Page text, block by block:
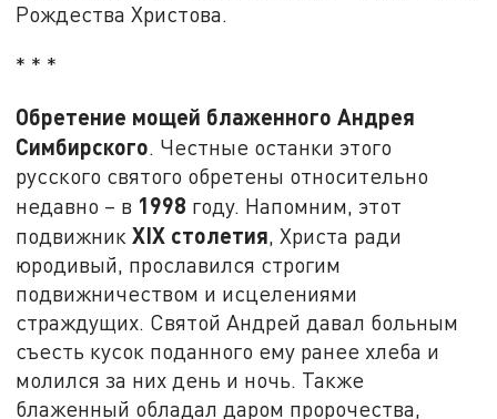
Рождества Христова.
* * *
Обретение мощей блаженного Андрея
Симбирского. Честные останки этого
русского святого обретены относительно
недавно – в 1998 году. Напомним, этот
подвижникXIX столетия, Христа ради
юродивый, прославился строгим
подвижничеством и исцелениями
страждущих. Святой Андрей давал больным
съесть кусок поданного ему ранее хлеба и
молился за них день и ночь. Также
блаженный обладал даром пророчества,